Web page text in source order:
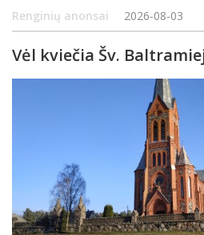
Jūžinto ežero paplūdimyje
ERDVĖ 8:00–12:00 Žvejybos
Renginių anonsai 2026-08-03
Vėl kviečia Šv.